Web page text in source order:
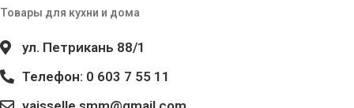
Товары для кухни и дома
ул. Петрикань 88/1
Телефон: 0 603 7 55 11